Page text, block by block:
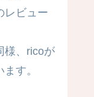
レビュー
様、ricoが
す。